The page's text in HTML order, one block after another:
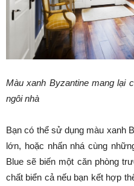
Màu xanh Byzantine mang lại
ngôi nhà
Bạn có thể sử dụng màu xanh
lớn, hoặc nhấn nhá cùng
Blue sẽ biến một căn phòng
chất biển cả nếu bạn kết hợp